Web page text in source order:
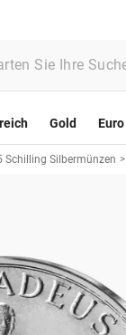
Gold Euro
Schilling Silbermünzen >